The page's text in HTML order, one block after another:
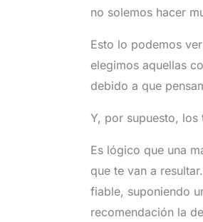
no solemos hacer
Esto lo podemos
elegimos aquellas
debido a que
Y, por supuesto, los
Es lógico que una
que te van a
fiable, suponiendo
recomendación la